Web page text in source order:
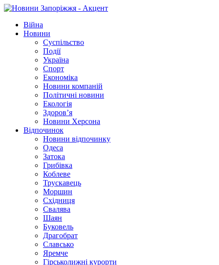
Війна
Новини
Суспільство
Події
Україна
Спорт
Економіка
Новини компаній
Політичні новини
Екологія
Здоров’я
Новини Херсона
Відпочинок
Новини відпочинку
Одеса
Затока
Грибівка
Коблеве
Трускавець
Моршин
Східниця
Свалява
Шаян
Буковель
Драгобрат
Славсько
Яремче
Гірськолижні курорти